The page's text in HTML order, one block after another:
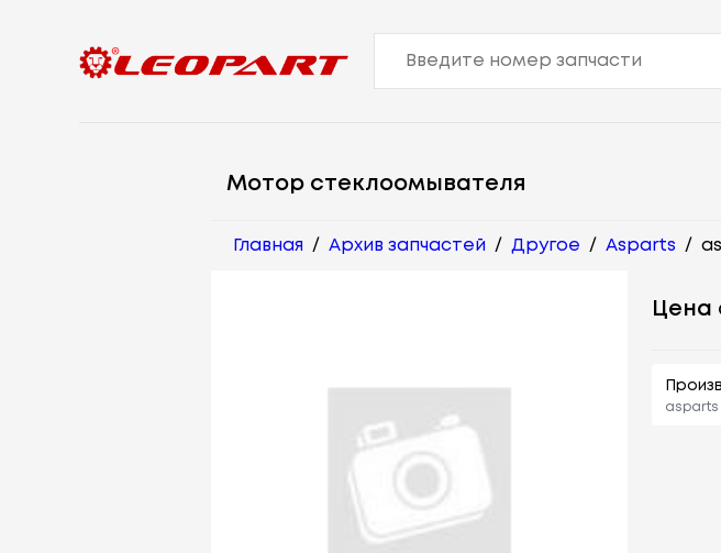
Мотор стеклоомывателя
Главная / Архив запчастей / Другое / Asparts /
Цена
asparts